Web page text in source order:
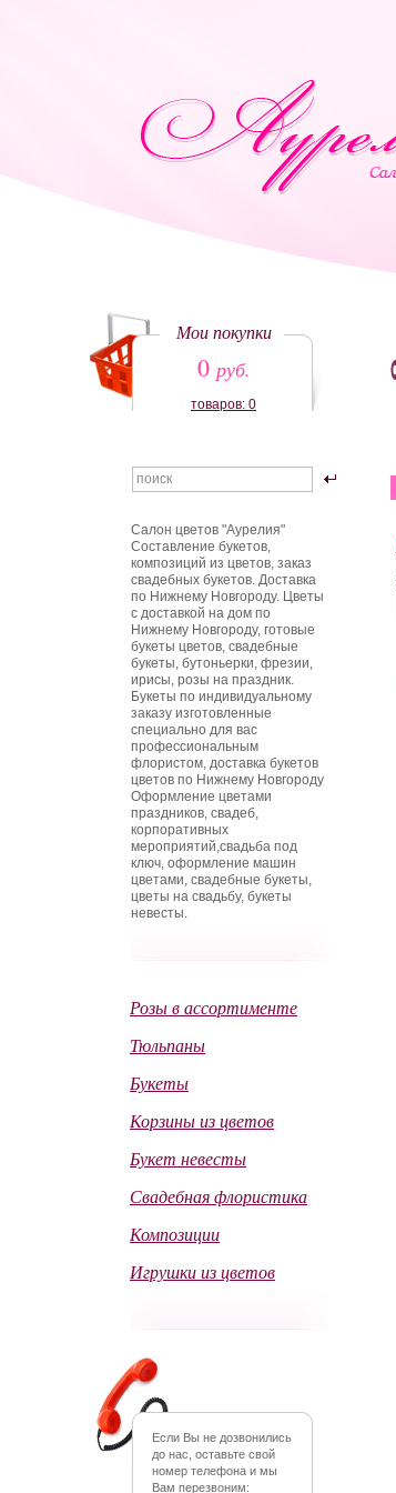
Мои покупки
0 руб.
товаров: 0
Салон цветов "Аурелия"
Составление букетов,
композиций из цветов, заказ
свадебных букетов. Доставка
по Нижнему Новгороду. Цветы
с доставкой на дом по
Нижнему Новгороду, готовые
букеты цветов, свадебные
букеты, бутоньерки, фрезии,
ирисы, розы на праздник.
Букеты по индивидуальному
заказу изготовленные
специально для вас
профессиональным
флористом, доставка букетов
цветов по Нижнему Новгороду
Оформление цветами
праздников, свадеб,
корпоративных
мероприятий,свадьба под
ключ, оформление машин
цветами, свадебные букеты,
цветы на свадьбу, букеты
невесты.
Розы в ассортименте
Тюльпаны
Букеты
Корзины из цветов
Букет невесты
Свадебная флористика
Композиции
Игрушки из цветов
Если Вы не дозвонились
до нас, оставьте свой
номер телефона и мы
Вам перезвоним: